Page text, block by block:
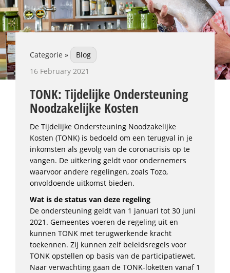
Categorie »
Blog
16 February 2021
TONK: Tijdelijke Ondersteuning
Noodzakelijke Kosten
De Tijdelijke Ondersteuning Noodzakelijke
Kosten (TONK) is bedoeld om een terugval in je
inkomsten als gevolg van de coronacrisis op te
vangen. De uitkering geldt voor ondernemers
waarvoor andere regelingen, zoals Tozo,
onvoldoende uitkomst bieden.
Wat is de status van deze regeling
De ondersteuning geldt van 1 januari tot 30 juni
2021. Gemeentes voeren de regeling uit en
kunnen TONK met terugwerkende kracht
toekennen. Zij kunnen zelf beleidsregels voor
TONK opstellen op basis van de participatiewet.
Naar verwachting gaan de TONK-loketten vanaf 1